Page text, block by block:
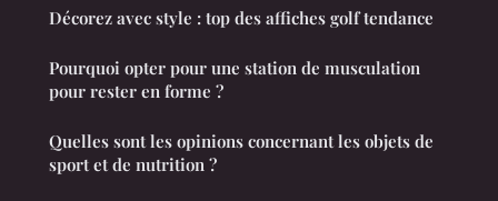
Décorez avec style : top des affiches golf tendance
Pourquoi opter pour une station de musculation
pour rester en forme ?
Quelles sont les opinions concernant les objets de
sport et de nutrition ?